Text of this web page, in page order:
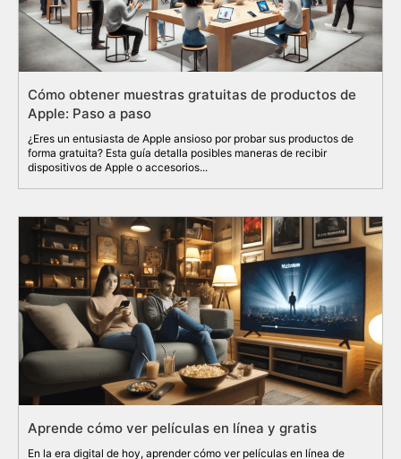
Cómo obtener muestras gratuitas de productos de
Apple: Paso a paso
¿Eres un entusiasta de Apple ansioso por probar sus productos de
forma gratuita? Esta guía detalla posibles maneras de recibir
dispositivos de Apple o accesorios...
Aprende cómo ver películas en línea y gratis
En la era digital de hoy, aprender cómo ver películas en línea de